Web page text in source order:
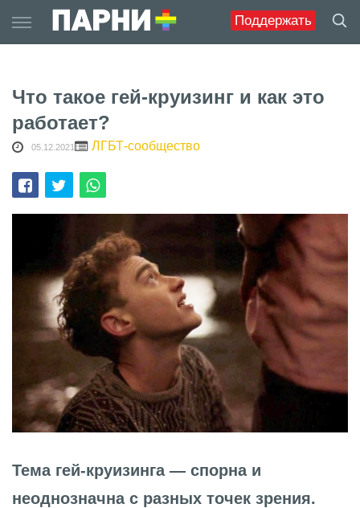
Поддержать
to
content
Что такое гей-круизинг и как это
работает?
05.12.2021 ЛГБТ-сообщество
Тема гей-круизинга — спорна и
неоднозначна с разных точек зрения.